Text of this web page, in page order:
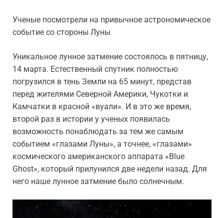
Ученые посмотрели на привычное астрономическое
событие со стороны Луны
Уникальное лунное затмение состоялось в пятницу,
14 марта. Естественный спутник полностью
погрузился в тень Земли на 65 минут, представ
перед жителями Северной Америки, Чукотки и
Камчатки в красной «вуали». И в это же время,
второй раз в истории у ученых появилась
возможность понаблюдать за тем же самым
событием «глазами Луны», а точнее, «глазами»
космического американского аппарата «Blue
Ghost», который прилунился две недели назад. Для
него наше лунное затмение было солнечным.